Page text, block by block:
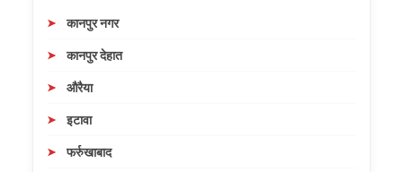
कानपुर नगर
कानपुर देहात
औरैया
इटावा
फर्रुखाबाद